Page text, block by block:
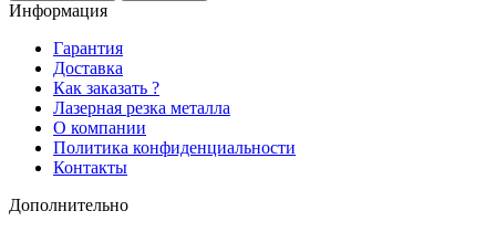
Информация
Гарантия
Доставка
Как заказать ?
Лазерная резка металла
О компании
Политика конфиденциальности
Контакты
Дополнительно